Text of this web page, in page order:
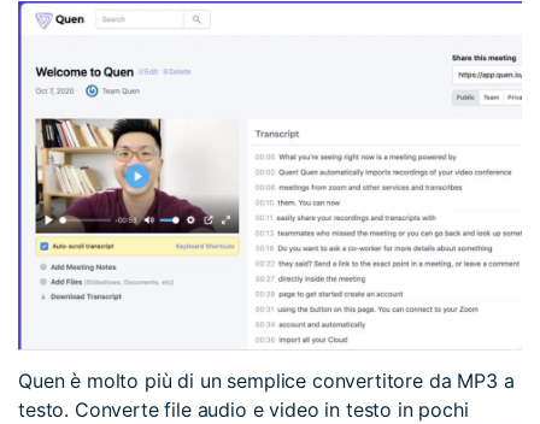
Quen è molto più di un semplice convertitore da MP3 a
testo. Converte file audio e video in testo in pochi